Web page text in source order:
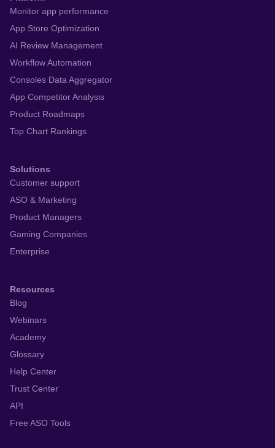
Monitor app performance
App Store Optimization
AI Review Management
Workflow Automation
Consoles Data Aggregator
App Competitor Analysis
Product Roadmaps
Top Chart Rankings
Solutions
Customer support
ASO & Marketing
Product Managers
Gaming Companies
Enterprise
Resources
Blog
Webinars
Academy
Glossary
Help Center
Trust Center
API
Free ASO Tools